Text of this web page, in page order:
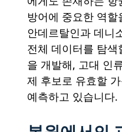
방어에 중요한 역
안데르탈인과 데니
전체 데이터를 탐
을 개발해, 고대 인
제 후보로 유효할
예측하고 있습니다.